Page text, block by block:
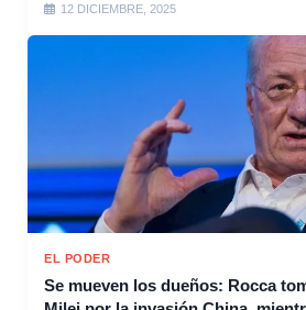
12 DICIEMBRE, 2025
EL PODER
Se mueven los dueños: Rocca